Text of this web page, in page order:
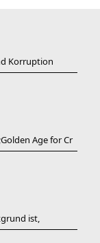
Korruption
Age for Cr
ist,